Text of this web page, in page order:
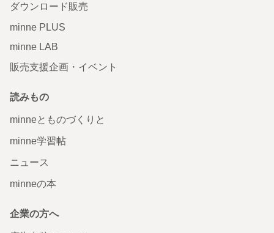
ダウンロード販売
minne PLUS
minne LAB
販売支援企画・イベント
読みもの
minneとものづくりと
minne学習帖
ニュース
minneの本
企業の方へ